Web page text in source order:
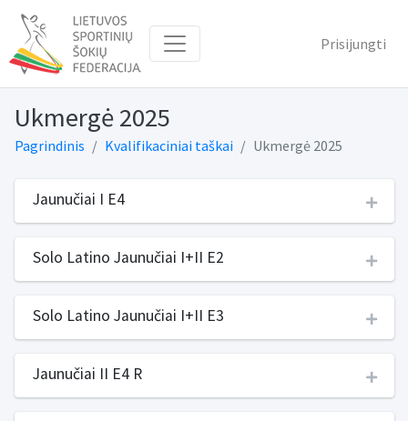
Prisijungti
Ukmergė 2025
Pagrindinis Kvalifikaciniai taškai Ukmergė 2025
Jaunučiai I E4
Solo Latino Jaunučiai I+II E2
Solo Latino Jaunučiai I+II E3
Jaunučiai II E4 R